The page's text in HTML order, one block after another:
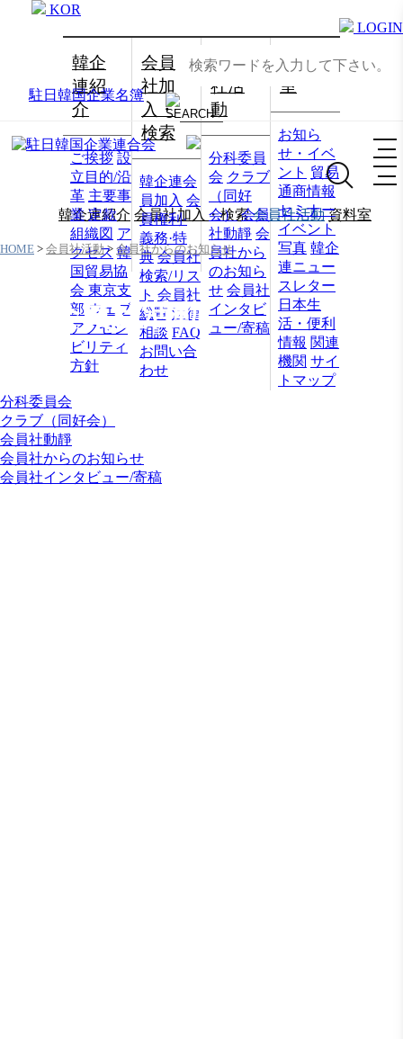
韓企
連紹
介
ご挨拶 設
立目的/沿
革 主要事
業 定款
組織図 ア
クセス 韓
国貿易協
会 東京支
部 ウェブ
アクセシ
ビリティ
方針
会員
社加
入・
検索
韓企連会
員加入 会
員権利·
義務·特
典 会員社
検索/リス
ト 会員社
総覧 法律
相談 FAQ
お問い合
わせ
会員
社活
動
分科委員
会 クラブ
（同好
会） 会員
社動靜 会
員社から
のお知ら
せ 会員社
インタビ
ュー/寄稿
資料
室
お知ら
せ・イベ
ント 貿易
通商情報
セミナー
イベント
写真 韓企
連ニュー
スレター
日本生
活・便利
情報 関連
機関 サイ
トマップ
駐日韓国企業名簿
KOR
LOGIN
韓企連紹介 会員社加入・検索 会員社活動 資料室
HOME > 会員社活動> 会員社からのお知らせ
会員社活動
分科委員会
クラブ（同好会）
会員社動靜
会員社からのお知らせ
会員社インタビュー/寄稿